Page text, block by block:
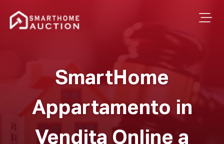
SmartHome
Appartamento in
Vendita Online a